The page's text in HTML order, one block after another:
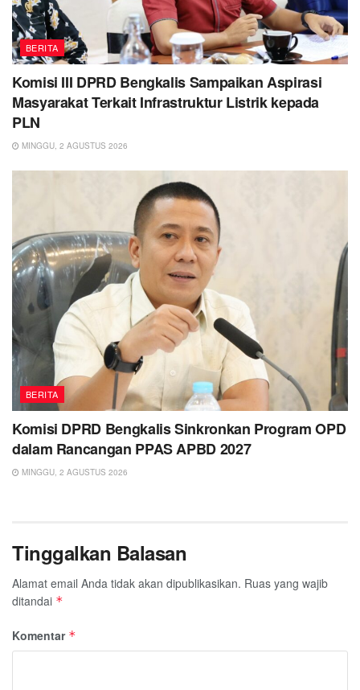
BERITA
Komisi III DPRD Bengkalis Sampaikan Aspirasi
Masyarakat Terkait Infrastruktur Listrik kepada
PLN
MINGGU, 2 AGUSTUS 2026
BERITA
Komisi DPRD Bengkalis Sinkronkan Program OPD
dalam Rancangan PPAS APBD 2027
MINGGU, 2 AGUSTUS 2026
Tinggalkan Balasan
Alamat email Anda tidak akan dipublikasikan. Ruas yang wajib
ditandai *
Komentar *